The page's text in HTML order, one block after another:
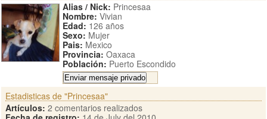
Alias / Nick: Princesaa
Nombre: Vivian
Edad: 126 años
Sexo: Mujer
Pais: Mexico
Provincia: Oaxaca
Población: Puerto Escondido
Estadisticas de "Princesaa"
Artículos: 2 comentarios realizados